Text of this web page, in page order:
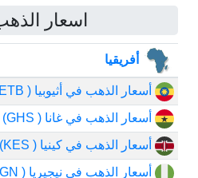
اسعار
أفريقيا
أسعار الذهب في أثيوبيا ( ETB)
أسعار الذهب في غانا ( GHS)
أسعار الذهب في كينيا ( KES)
أسعار الذهب في نيجيريا ( NGN)